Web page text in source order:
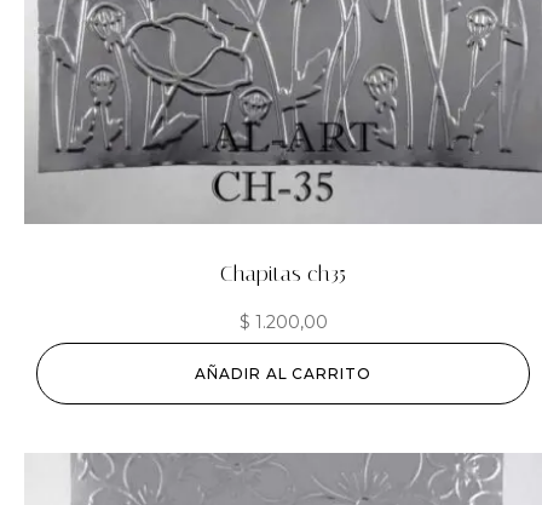
Chapitas ch35
$ 1.200,00
AÑADIR AL CARRITO